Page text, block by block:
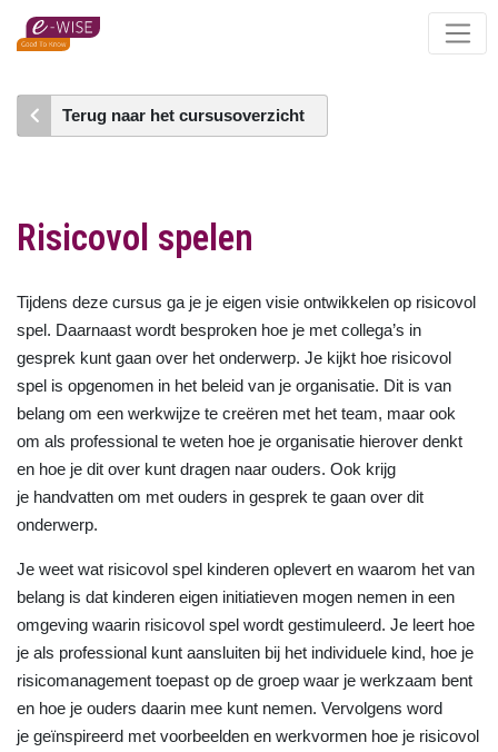
Skip
content
Terug naar het cursusoverzicht
Risicovol spelen
Tijdens deze cursus ga je je eigen visie ontwikkelen op risicovol
spel. Daarnaast wordt besproken hoe je met collega’s in
gesprek kunt gaan over het onderwerp. Je kijkt hoe risicovol
spel is opgenomen in het beleid van je organisatie. Dit is van
belang om een werkwijze te creëren met het team, maar ook
om als professional te weten hoe je organisatie hierover denkt
en hoe je dit over kunt dragen naar ouders. Ook krijg
je handvatten om met ouders in gesprek te gaan over dit
onderwerp.
Je weet wat risicovol spel kinderen oplevert en waarom het van
belang is dat kinderen eigen initiatieven mogen nemen in een
omgeving waarin risicovol spel wordt gestimuleerd. Je leert hoe
je als professional kunt aansluiten bij het individuele kind, hoe je
risicomanagement toepast op de groep waar je werkzaam bent
en hoe je ouders daarin mee kunt nemen. Vervolgens word
je geïnspireerd met voorbeelden en werkvormen hoe je risicovol